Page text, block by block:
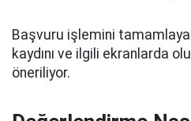
Başvuru işlemini
kaydını ve ilgili ekranlarda
öneriliyor.